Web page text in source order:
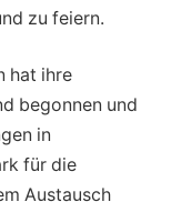
zu feiern.
hat ihre
begonnen und
in
für die
Austausch